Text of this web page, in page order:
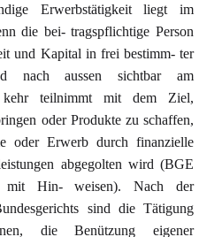
Erwerbstätigkeit liegt im
die bei- tragspflichtige Person
und Kapital in frei bestimm- ter
nach aussen sichtbar am
kehr teilnimmt mit dem Ziel,
oder Produkte zu schaffen,
oder Erwerb durch finanzielle
abgegolten wird (BGE
Hin- weisen). Nach der
sind die Tätigung
die Benützung eigener